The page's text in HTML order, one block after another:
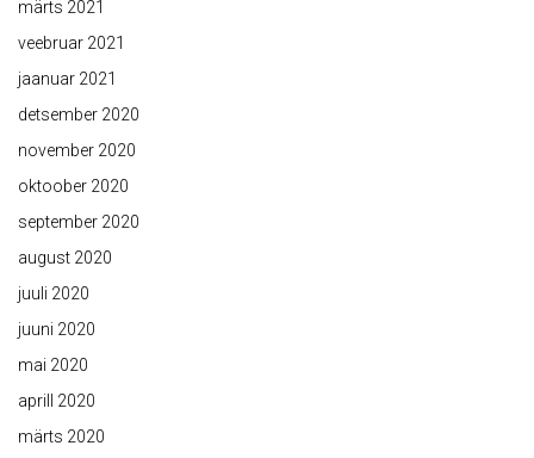
märts 2021
veebruar 2021
jaanuar 2021
detsember 2020
november 2020
oktoober 2020
september 2020
august 2020
juuli 2020
juuni 2020
mai 2020
aprill 2020
märts 2020